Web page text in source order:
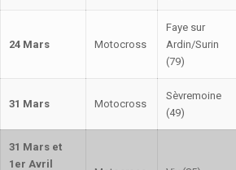
24 Mars Motocross
Faye sur
Ardin/Surin
(79)
31 Mars Motocross
Sèvremoine
(49)
31 Mars et
1er Avril